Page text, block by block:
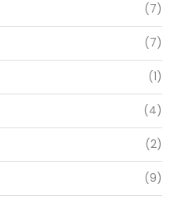
(7)
(7)
(1)
(4)
(2)
(9)